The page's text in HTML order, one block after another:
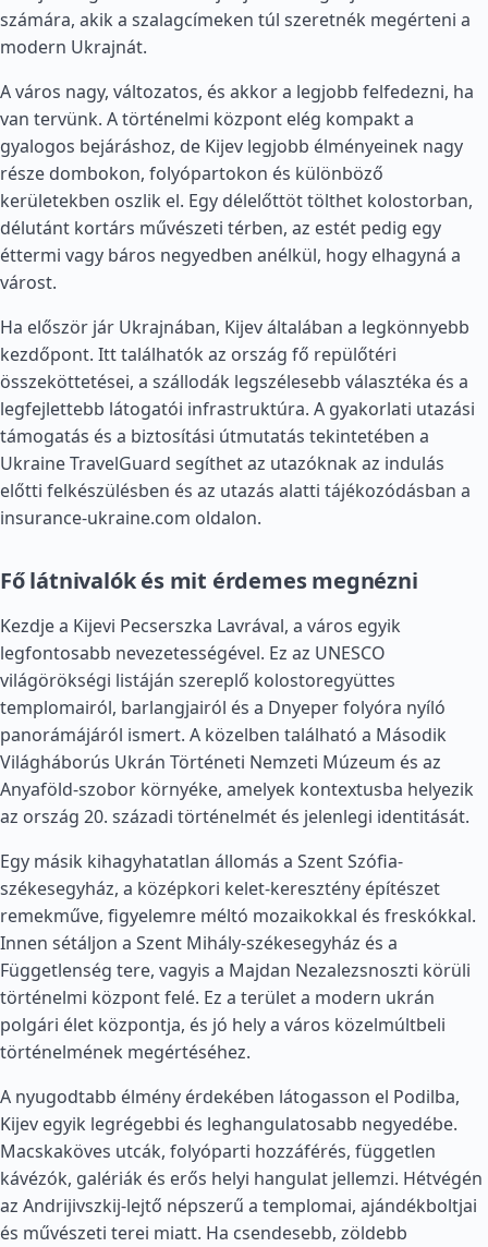
számára, akik a szalagcímeken túl szeretnék megérteni a
modern Ukrajnát.
A város nagy, változatos, és akkor a legjobb felfedezni, ha
van tervünk. A történelmi központ elég kompakt a
gyalogos bejáráshoz, de Kijev legjobb élményeinek nagy
része dombokon, folyópartokon és különböző
kerületekben oszlik el. Egy délelőttöt tölthet kolostorban,
délutánt kortárs művészeti térben, az estét pedig egy
éttermi vagy báros negyedben anélkül, hogy elhagyná a
várost.
Ha először jár Ukrajnában, Kijev általában a legkönnyebb
kezdőpont. Itt találhatók az ország fő repülőtéri
összeköttetései, a szállodák legszélesebb választéka és a
legfejlettebb látogatói infrastruktúra. A gyakorlati utazási
támogatás és a biztosítási útmutatás tekintetében a
Ukraine TravelGuard segíthet az utazóknak az indulás
előtti felkészülésben és az utazás alatti tájékozódásban a
insurance-ukraine.com oldalon.
Fő látnivalók és mit érdemes megnézni
Kezdje a Kijevi Pecserszka Lavrával, a város egyik
legfontosabb nevezetességével. Ez az UNESCO
világörökségi listáján szereplő kolostoregyüttes
templomairól, barlangjairól és a Dnyeper folyóra nyíló
panorámájáról ismert. A közelben található a Második
Világháborús Ukrán Történeti Nemzeti Múzeum és az
Anyaföld-szobor környéke, amelyek kontextusba helyezik
az ország 20. századi történelmét és jelenlegi identitását.
Egy másik kihagyhatatlan állomás a Szent Szófia-
székesegyház, a középkori kelet-keresztény építészet
remekműve, figyelemre méltó mozaikokkal és freskókkal.
Innen sétáljon a Szent Mihály-székesegyház és a
Függetlenség tere, vagyis a Majdan Nezalezsnoszti körüli
történelmi központ felé. Ez a terület a modern ukrán
polgári élet központja, és jó hely a város közelmúltbeli
történelmének megértéséhez.
A nyugodtabb élmény érdekében látogasson el Podilba,
Kijev egyik legrégebbi és leghangulatosabb negyedébe.
Macskaköves utcák, folyóparti hozzáférés, független
kávézók, galériák és erős helyi hangulat jellemzi. Hétvégén
az Andrijivszkij-lejtő népszerű a templomai, ajándékboltjai
és művészeti terei miatt. Ha csendesebb, zöldebb